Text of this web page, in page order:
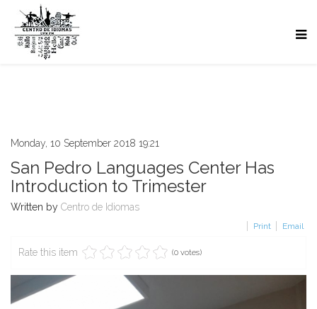
Monday, 10 September 2018 19:21
San Pedro Languages Center Has
Introduction to Trimester
Written by Centro de Idiomas
Print Email
Rate this item (0 votes)